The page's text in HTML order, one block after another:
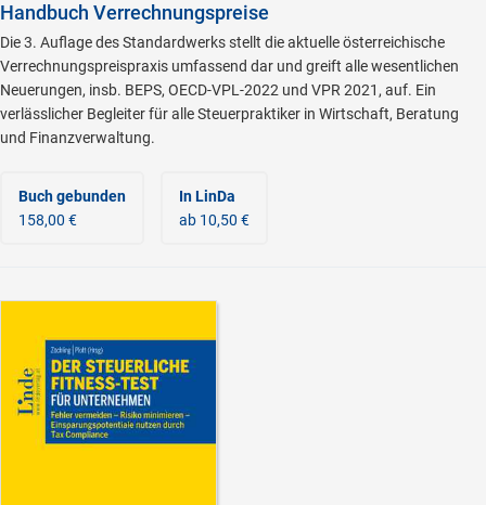
Handbuch Verrechnungspreise
Die 3. Auflage des Standardwerks stellt die aktuelle österreichische
Verrechnungspreispraxis umfassend dar und greift alle wesentlichen
Neuerungen, insb. BEPS, OECD-VPL-2022 und VPR 2021, auf. Ein
verlässlicher Begleiter für alle Steuerpraktiker in Wirtschaft, Beratung
und Finanzverwaltung.
Buch gebunden
158,00 €
In LinDa
ab 10,50 €